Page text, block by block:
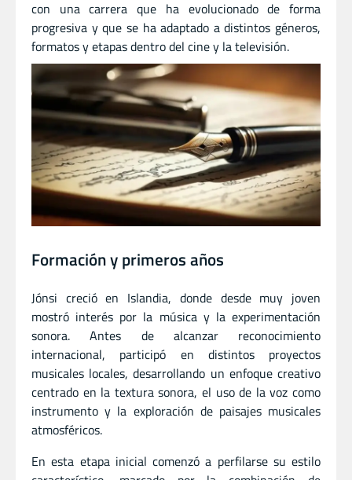
con una carrera que ha evolucionado de forma
progresiva y que se ha adaptado a distintos géneros,
formatos y etapas dentro del cine y la televisión.
Formación y primeros años
Jónsi creció en Islandia, donde desde muy joven
mostró interés por la música y la experimentación
sonora. Antes de alcanzar reconocimiento
internacional, participó en distintos proyectos
musicales locales, desarrollando un enfoque creativo
centrado en la textura sonora, el uso de la voz como
instrumento y la exploración de paisajes musicales
atmosféricos.
En esta etapa inicial comenzó a perfilarse su estilo